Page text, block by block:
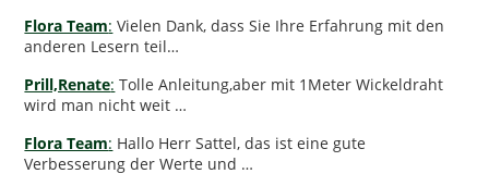
Flora Team: Vielen Dank, dass Sie Ihre Erfahrung mit den
anderen Lesern teil…
Prill,Renate: Tolle Anleitung,aber mit 1Meter Wickeldraht
wird man nicht weit …
Flora Team: Hallo Herr Sattel, das ist eine gute
Verbesserung der Werte und …